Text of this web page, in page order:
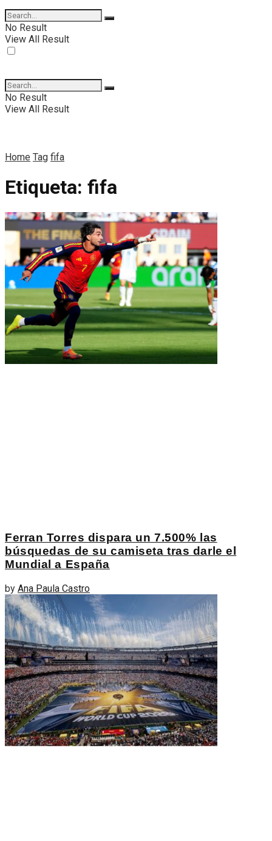
No Result
View All Result
No Result
View All Result
Home Tag fifa
Etiqueta: fifa
Ferran Torres dispara un 7.500% las
búsquedas de su camiseta tras darle el
Mundial a España
by Ana Paula Castro